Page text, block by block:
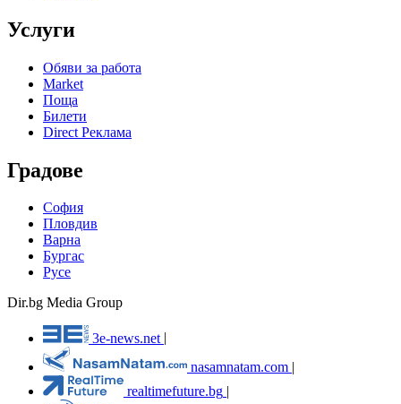
Услуги
Обяви за работа
Market
Поща
Билети
Direct Реклама
Градове
София
Пловдив
Варна
Бургас
Русе
Dir.bg Media Group
3e-news.net
nasamnatam.com |
realtimefuture.bg |